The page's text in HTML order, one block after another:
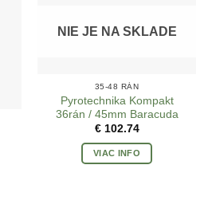
NIE JE NA SKLADE
35-48 RÁN
Pyrotechnika Kompakt
36rán / 45mm Baracuda
€102.74
VIAC INFO